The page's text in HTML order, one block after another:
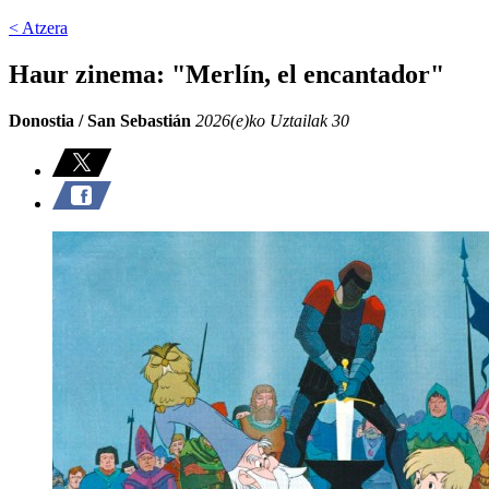
< Atzera
Haur zinema: "Merlín, el encantador"
Donostia / San Sebastián 2026(e)ko Uztailak 30